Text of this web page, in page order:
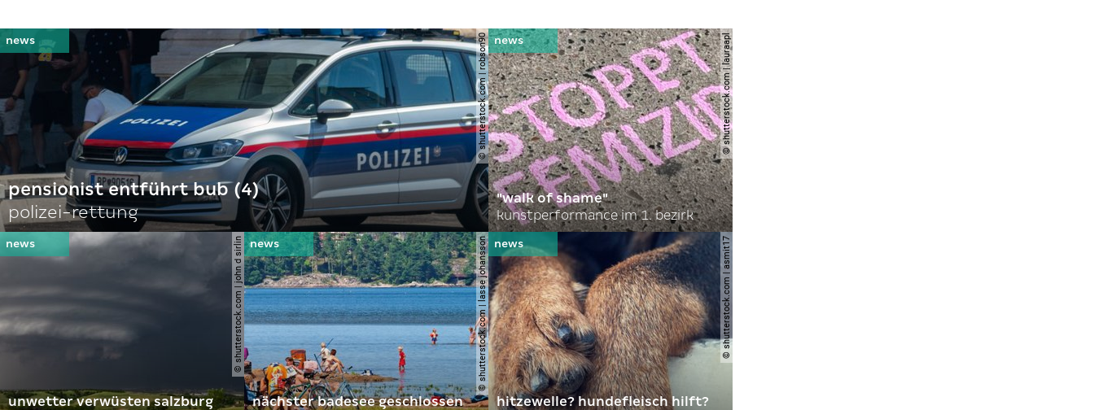
© shutterstock.com | robson90
pensionist entführt bub (4)
polizei-rettung
© shutterstock.com | lauraapl
"walk of shame"
kunstperformance im 1. bezirk
© shutterstock.com | john d sirlin
unwetter verwüsten salzburg
© shutterstock.com | lasse johansson
nächster badesee geschlossen
© shutterstock.com | asmit17
hitzewelle? hundefleisch hilft?